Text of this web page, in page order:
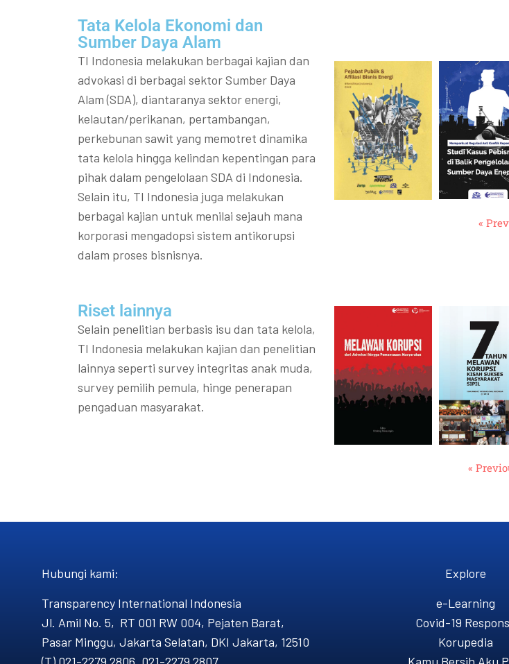
Tata Kelola Ekonomi dan
Sumber Daya Alam
TI Indonesia melakukan berbagai kajian dan
advokasi di berbagai sektor Sumber Daya
Alam (SDA), diantaranya sektor energi,
kelautan/perikanan, pertambangan,
perkebunan sawit yang memotret dinamika
tata kelola hingga kelindan kepentingan para
pihak dalam pengelolaan SDA di Indonesia.
Selain itu, TI Indonesia juga melakukan
berbagai kajian untuk menilai sejauh mana
korporasi mengadopsi sistem antikorupsi
dalam proses bisnisnya.
«
Riset lainnya​​
Selain penelitian berbasis isu dan tata kelola,
TI Indonesia melakukan kajian dan penelitian
lainnya seperti survey integritas anak muda,
survey pemilih pemula, hinge penerapan
pengaduan masyarakat.
«
Hubungi kami​:
Transparency International Indonesia
Jl. Amil No. 5, RT 001 RW 004, Pejaten Barat,
Pasar Minggu, Jakarta Selatan, DKI Jakarta, 12510
Explore
e-Learning
Covid-19
Korupedia